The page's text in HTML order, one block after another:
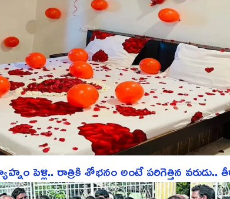
పెళ్లి.. రాత్రికి శోభనం అంటే పరిగెత్తిన వరుడు..